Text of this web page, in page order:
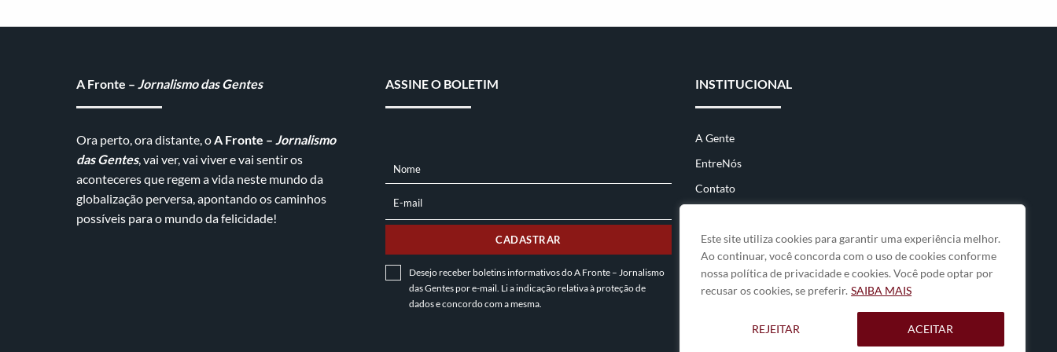
Este site utiliza cookies para garantir uma experiência melhor.
Ao continuar, você concorda com o uso de cookies conforme
nossa política de privacidade e cookies. Você pode optar por
recusar os cookies, se preferir. SAIBA MAIS
REJEITAR ACEITAR
A Fronte –Jornalismo das Gentes
Ora perto, ora distante, oA Fronte –Jornalismo
das Gentes, vai ver, vai viver e vai sentir os
aconteceres que regem a vida neste mundo da
globalização perversa, apontando os caminhos
possíveis para o mundo da felicidade!
ASSINE O BOLETIM
NOME
Nome
MAIL
E-mail
CADASTRAR
Desejo receber boletins informativos do A Fronte – Jornalismo
das Gentes por e-mail. Li a indicação relativa àproteção de
dadose concordo com a mesma.
INSTITUCIONAL
A Gente
EntreNós
Contato